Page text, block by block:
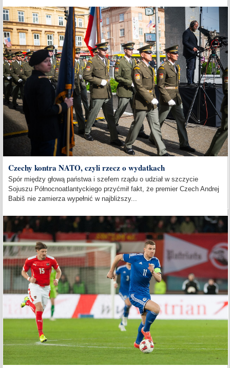
Czechy kontra NATO, czyli rzecz o wydatkach
Spór między głową państwa i szefem rządu o udział w szczycie
Sojuszu Północnoatlantyckiego przyćmił fakt, że premier Czech Andrej
Babiš nie zamierza wypełnić w najbliższy...